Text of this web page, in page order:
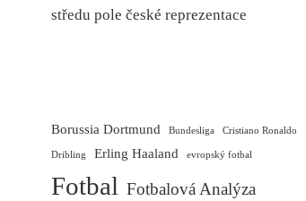
středu pole české reprezentace
Borussia Dortmund Bundesliga Cristiano Ronaldo
Dribling Erling Haaland evropský fotbal
Fotbal Fotbalová Analýza